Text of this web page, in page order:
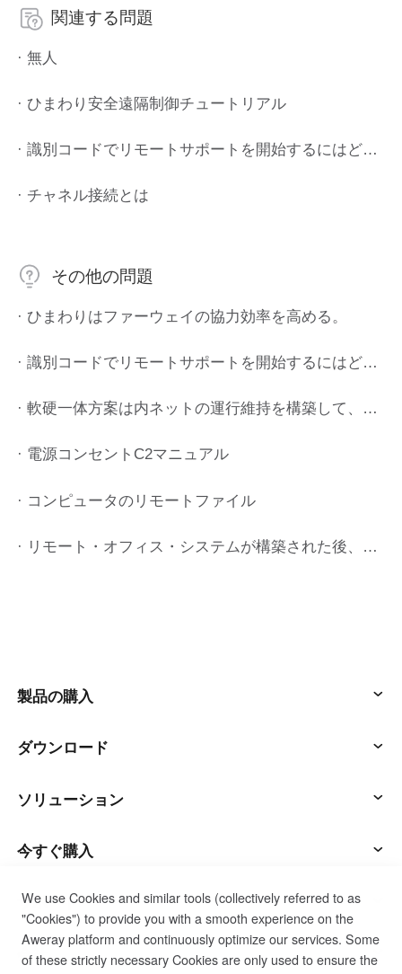
関連する問題
· 無人
· ひまわり安全遠隔制御チュートリアル
· 識別コードでリモートサポートを開始するにはどうすればいいですか?
· チャネル接続とは
その他の問題
· ひまわりはファーウェイの協力効率を高める。
· 識別コードでリモートサポートを開始するにはどうすればいいですか?
· 軟硬一体方案は内ネットの運行維持を構築して、貝鋭のヒマワリの私有化の配置は浙江の中車に力を与えます。
· 電源コンセントC2マニュアル
· コンピュータのリモートファイル
· リモート・オフィス・システムが構築された後、企業内のIT資産はどのように統一的に管理されますか?
製品の購入
アウェサン
アウェシード
AweShell
スマートハードウェア
ダウンロード
AweSunクライアント
AweSeedクライアント
AweShellクライアント
ソリューション
ITオペレーション & サポート
リモートワーク
テクニカルサポート
今すぐ購入
AweSunパーソナルプラン
AweSeedビジネスプラン
サポート
カスタマーサービスに連絡する
会社
We use Cookies and similar tools (collectively referred to as
"Cookies") to provide you with a smooth experience on the
Aweray platform and continuously optimize our services. Some
of these strictly necessary Cookies are only used to ensure the